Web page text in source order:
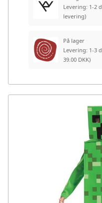
Levering: 1-2
levering)
På lager
Levering: 1-3
39.00 DKK)